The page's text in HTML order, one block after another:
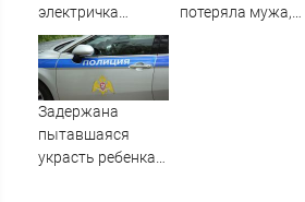
электричка
столкнулась с
грузовым
поездом —
десятки человек
Видео с места ЧП
потеряла мужа,
Задержана
пытавшаяся
украсть ребенка